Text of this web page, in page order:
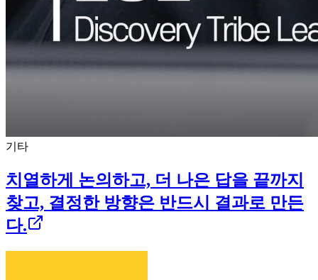
기타
치열하게 논의하고, 더 나은 답을 끝까지
찾고, 결정한 방향은 반드시 결과로 만든
다.